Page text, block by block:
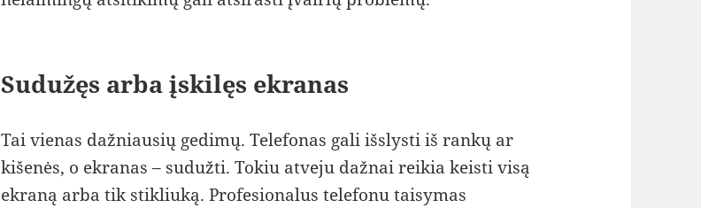
Sudužęs arba įskilęs ekranas
Tai vienas dažniausių gedimų. Telefonas gali išslysti iš rankų ar
kišenės, o ekranas – sudužti. Tokiu atveju dažnai reikia keisti visą
ekraną arba tik stikliuką. Profesionalus telefonu taisymas